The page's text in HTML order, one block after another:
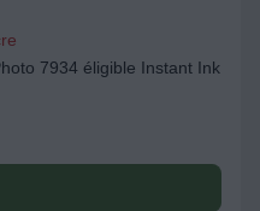
7934 éligible Instant Ink